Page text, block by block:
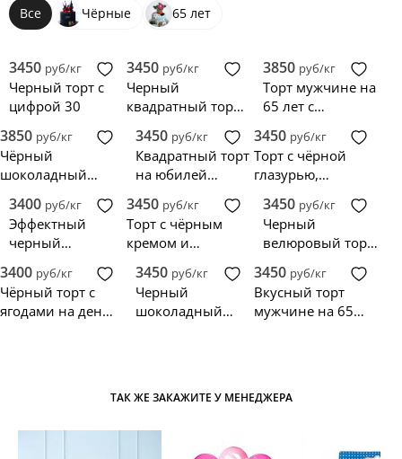
Все Чёрные 65 лет
3450 руб/кг
Черный торт с
цифрой 30
3450 руб/кг
Черный
квадратный торт
мужчине
3850 руб/кг
Торт мужчине на
65 лет с
макарунс
3850 руб/кг
Чёрный
шоколадный
рождения
мужчине
3450 руб/кг
Квадратный торт
на юбилей
3450 руб/кг
Торт с чёрной
глазурью,
3400 руб/кг
Эффектный
черный
3450 руб/кг
Торт с чёрным
кремом и
3450 руб/кг
Черный
велюровый торт
3400 руб/кг
Чёрный торт с
ягодами на день
3450 руб/кг
Черный
шоколадный
3450 руб/кг
Вкусный торт
мужчине на 65
ТАК ЖЕ ЗАКАЖИТЕ У МЕНЕДЖЕРА